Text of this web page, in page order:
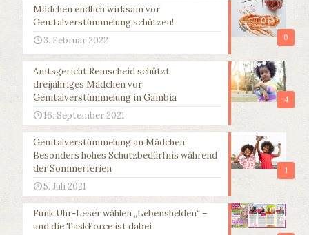
0
Mädchen endlich wirksam vor
Genitalverstümmelung schützen!
3. Februar 2022
4
Amtsgericht Remscheid schützt
dreijähriges Mädchen vor
Genitalverstümmelung in Gambia
16. September 2021
1
Genitalverstümmelung an Mädchen:
Besonders hohes Schutzbedürfnis während
der Sommerferien
5. Juli 2021
Funk Uhr-Leser wählen „Lebenshelden“ –
und die TaskForce ist dabei